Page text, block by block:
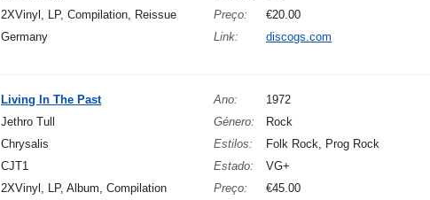
2XVinyl, LP, Compilation, Reissue Preço:
€20.00
Germany Link:
discogs.com
Living In The Past Ano:
1972
Jethro Tull Género:
Rock
Chrysalis Estilos:
Folk Rock, Prog Rock
CJT1 Estado:
VG+
2XVinyl, LP, Album, Compilation Preço: €45.00